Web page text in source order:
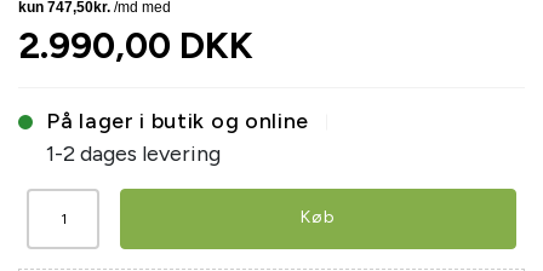
2.990,00 DKK
På lager i butik og online
1-2 dages levering
Køb